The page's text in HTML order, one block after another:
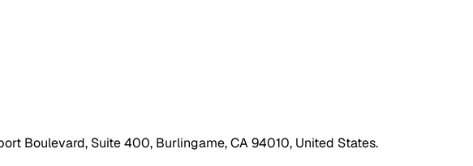
Boulevard, Suite 400, Burlingame, CA 94010, United States.